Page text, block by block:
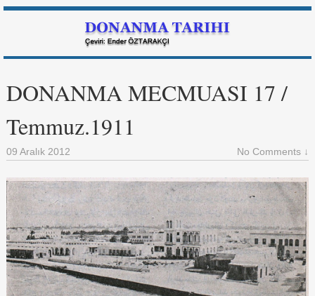
DONANMA MECMUASI 17 /
Temmuz.1911
09 Aralık 2012 No Comments ↓